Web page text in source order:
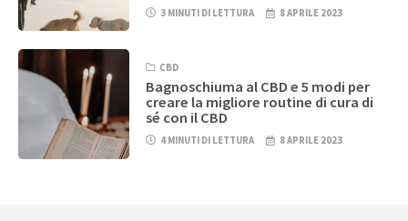
3 MINUTI DI LETTURA 8 APRILE 2023
CBD
Bagnoschiuma al CBD e 5 modi per
creare la migliore routine di cura di
sé con il CBD
4 MINUTI DI LETTURA 8 APRILE 2023